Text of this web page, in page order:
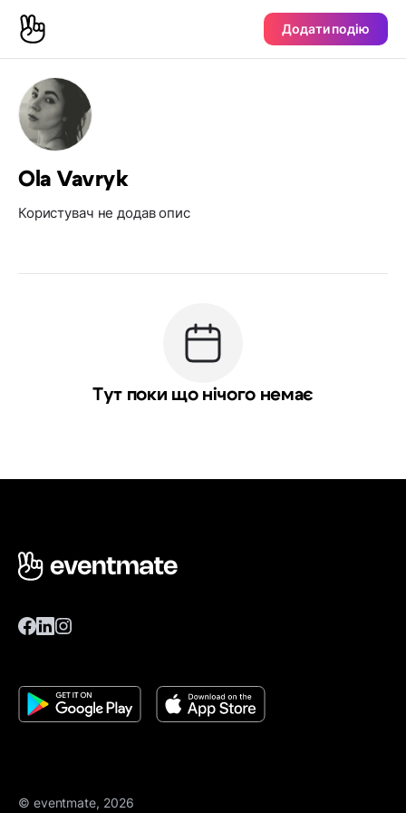
Додати подію
Ola Vavryk
Користувач не додав опис
Тут поки що нічого немає
© eventmate, 2026